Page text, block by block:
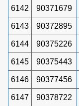
6142 90371679
6143 90372895
6144 90375226
6145 90375443
6146 90377456
6147 90378722